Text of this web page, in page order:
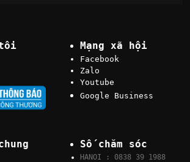
tôi Mạng xã hội
Facebook
Zalo
Youtube
Google Business
Số chăm sóc
HANOI : 0838 39 1988